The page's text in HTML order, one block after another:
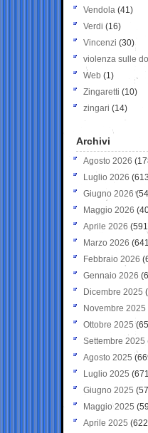
Vendola (41)
Verdi (16)
Vincenzi (30)
violenza sulle
Web (1)
Zingaretti (10)
zingari (14)
Archivi
Agosto 2026
Luglio 2026
Giugno 2026
Maggio 2026
Aprile 2026
Marzo 2026
Febbraio 2026
Gennaio 2026
Dicembre 2025
Novembre 2025
Ottobre 2025
Settembre 2025
Agosto 2025
Luglio 2025
Giugno 2025
Maggio 2025
Aprile 2025